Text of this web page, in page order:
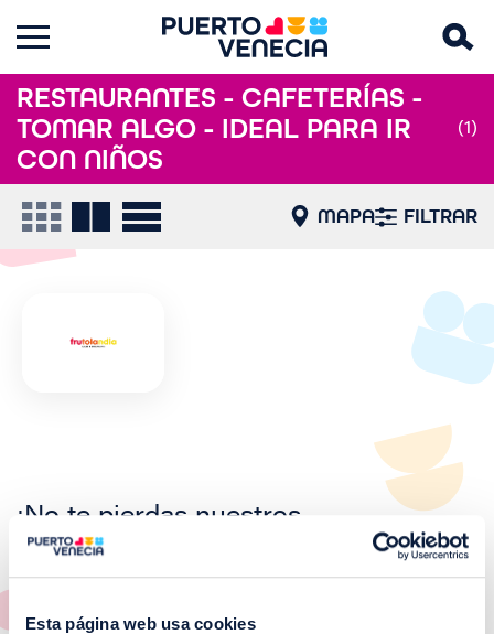
Esta página web usa cookies
RESTAURANTES - CAFETERÍAS -
TOMAR ALGO - IDEAL PARA IR
CON NIÑOS
(1)
MAPA FILTRAR
¡No te pierdas nuestros
EVENTOS!